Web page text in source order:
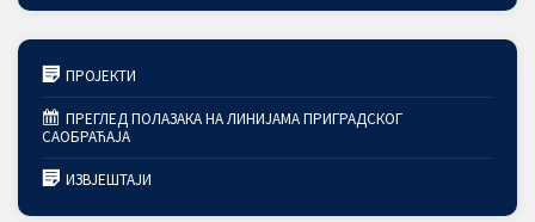
ПРОЈЕКТИ
ПРЕГЛЕД ПОЛАЗАКА НА ЛИНИЈАМА ПРИГРАДСКОГ
САОБРАЋАЈА
ИЗВЈЕШТАЈИ